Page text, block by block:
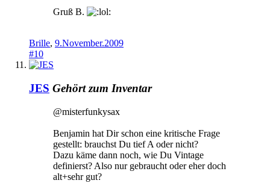
Gruß B.
Brille, 9.November.2009
#10
JES Gehört zum Inventar
@misterfunkysax
Benjamin hat Dir schon eine kritische Frage
gestellt: brauchst Du tief A oder nicht?
Dazu käme dann noch, wie Du Vintage
definierst? Also nur gebraucht oder eher doch
alt+sehr gut?